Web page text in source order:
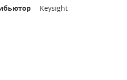
Keysight